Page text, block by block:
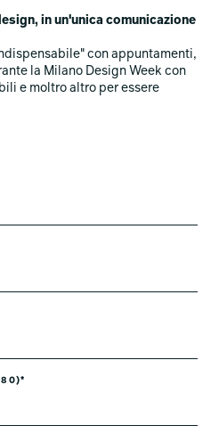
in un'unica comunicazione
con appuntamenti,
la Milano Design Week con
e moltro altro per essere